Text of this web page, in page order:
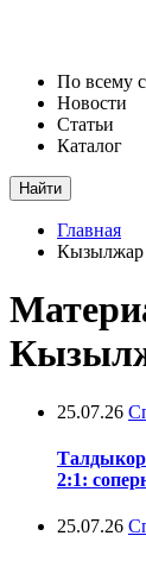
По всему
Новости
Статьи
Каталог
Найти
Главная
Кызылжар
25.07.26
2:1:
25.07.26